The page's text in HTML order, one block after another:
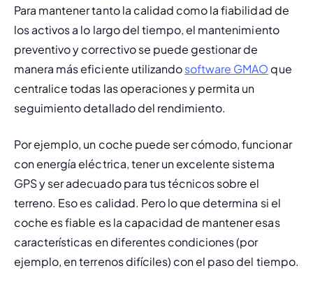
Para mantener tanto la calidad como la fiabilidad de
los activos a lo largo del tiempo, el mantenimiento
preventivo y correctivo se puede gestionar de
manera más eficiente utilizando software GMAO que
centralice todas las operaciones y permita un
seguimiento detallado del rendimiento.
Por ejemplo, un coche puede ser cómodo, funcionar
con energía eléctrica, tener un excelente sistema
GPS y ser adecuado para tus técnicos sobre el
terreno. Eso es calidad. Pero lo que determina si el
coche es fiable es la capacidad de mantener esas
características en diferentes condiciones (por
ejemplo, en terrenos difíciles) con el paso del tiempo.